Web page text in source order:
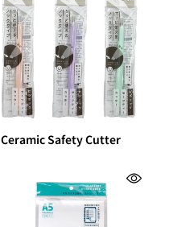
Ceramic Safety Cutter